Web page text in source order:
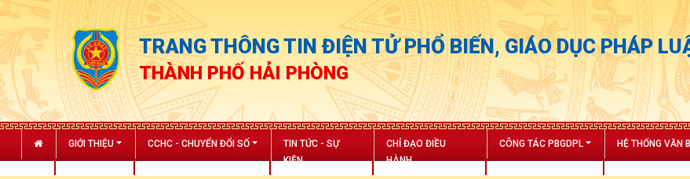
TRANG THÔNG TIN ĐIỆN TỬ PHỔ BIẾN, GIÁO DỤC PHÁP
THÀNH PHỐ HẢI PHÒNG
GIỚI THIỆU CCHC - CHUYỂN ĐỔI SỐ
TIN TỨC - SỰ
KIỆN
CHỈ ĐẠO ĐIỀU
HÀNH
CÔNG TÁC PBGDPL HỆ THỐNG VĂN